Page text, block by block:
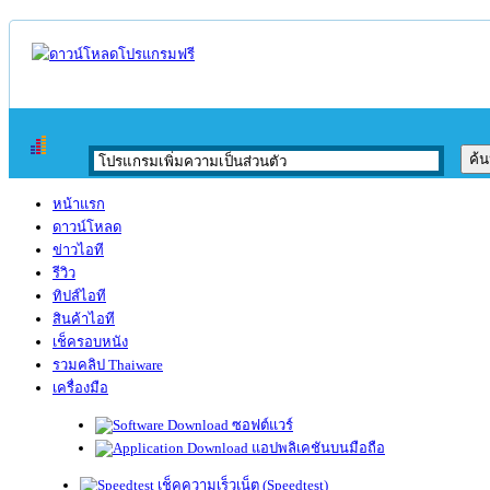
หน้าแรก
ดาวน์โหลด
ข่าวไอที
รีวิว
ทิปส์ไอที
สินค้าไอที
เช็ครอบหนัง
รวมคลิป Thaiware
เครื่องมือ
ซอฟต์แวร์
แอปพลิเคชันบนมือถือ
เช็คความเร็วเน็ต (Speedtest)